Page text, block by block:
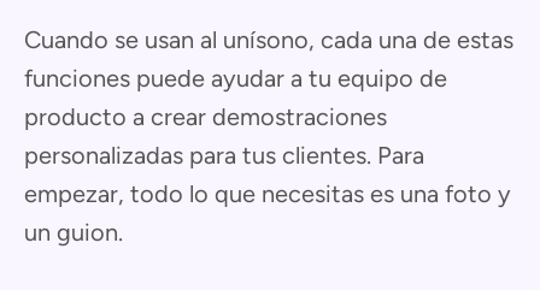
Cuando se usan al unísono, cada una de estas
funciones puede ayudar a tu equipo de
producto a crear demostraciones
personalizadas para tus clientes. Para
empezar, todo lo que necesitas es una foto y
un guion.